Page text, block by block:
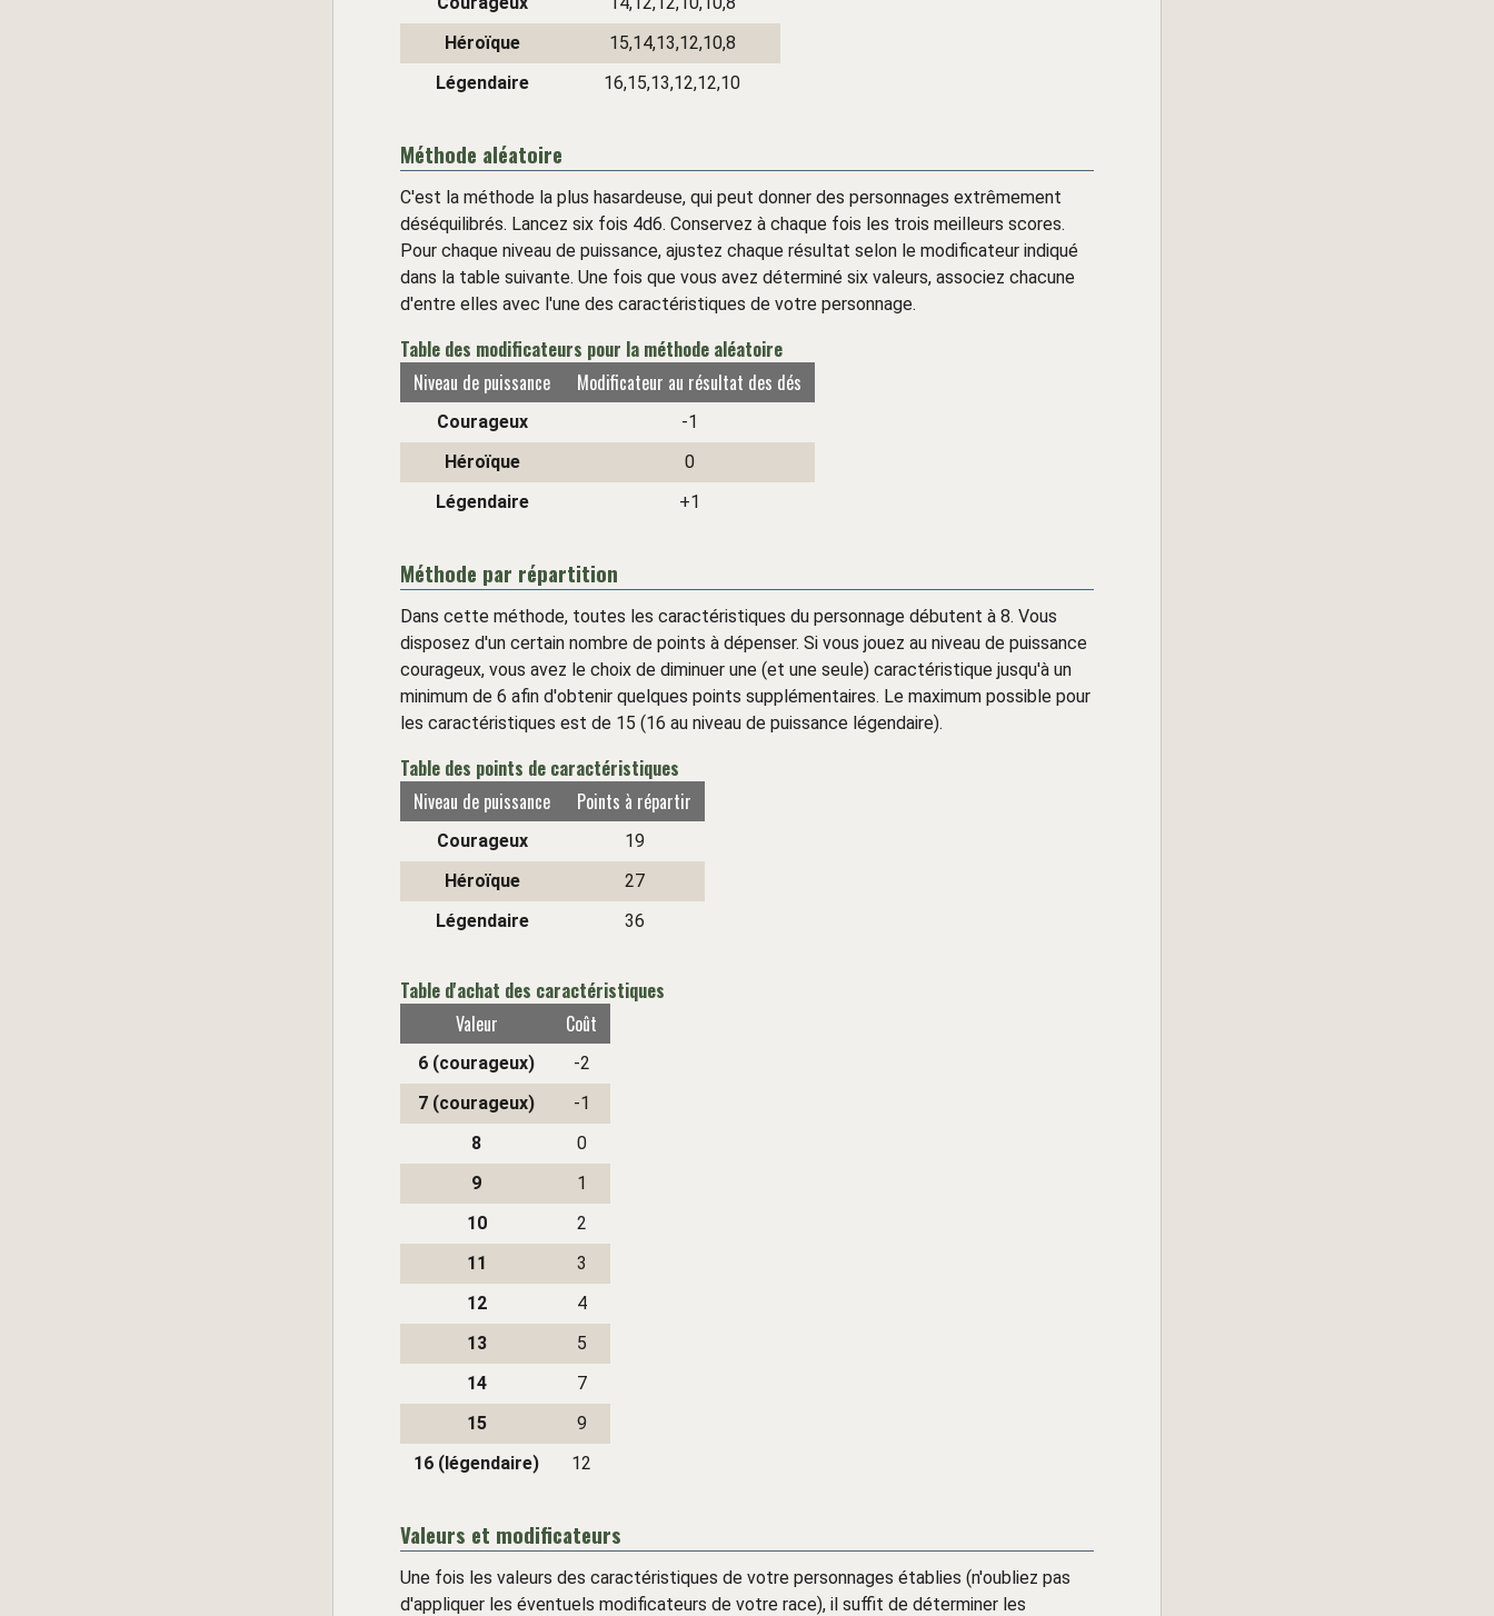
Héroïque
15,14,13,12,10,8
Légendaire
16,15,13,12,12,10
Méthode aléatoire
C'est la méthode la plus hasardeuse, qui peut donner des personnages extrêmement
déséquilibrés. Lancez six fois 4d6. Conservez à chaque fois les trois meilleurs scores.
Pour chaque niveau de puissance, ajustez chaque résultat selon le modificateur indiqué
dans la table suivante. Une fois que vous avez déterminé six valeurs, associez chacune
d'entre elles avec l'une des caractéristiques de votre personnage.
Table des modificateurs pour la méthode aléatoire
Niveau de puissance
Modificateur au résultat des dés
Courageux
-1
Héroïque
0
Légendaire
+1
Méthode par répartition
Dans cette méthode, toutes les caractéristiques du personnage débutent à 8. Vous
disposez d'un certain nombre de points à dépenser. Si vous jouez au niveau de puissance
courageux, vous avez le choix de diminuer une (et une seule) caractéristique jusqu'à un
minimum de 6 afin d'obtenir quelques points supplémentaires. Le maximum possible pour
les caractéristiques est de 15 (16 au niveau de puissance légendaire).
Table des points de caractéristiques
Niveau de puissance
Points à répartir
Courageux
19
Héroïque
27
Légendaire
36
Table d'achat des caractéristiques
Valeur
Coût
6 (courageux)
-2
7 (courageux)
-1
8
0
9
1
10
2
11
3
12
4
13
5
14
7
15
9
16 (légendaire)
12
Valeurs et modificateurs
Une fois les valeurs des caractéristiques de votre personnages établies (n'oubliez pas
d'appliquer les éventuels modificateurs de votre race), il suffit de déterminer les